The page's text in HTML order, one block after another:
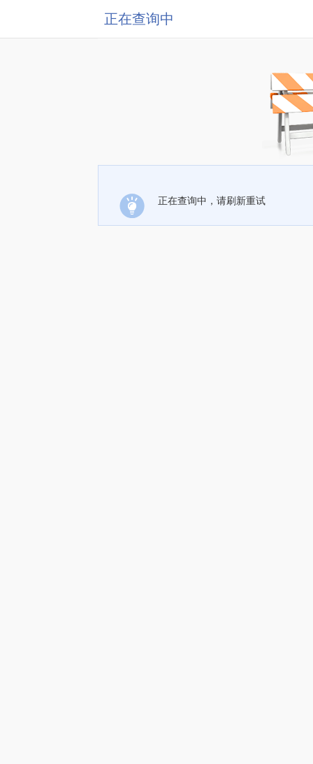
正在查询中
正在查询中，请刷新重试